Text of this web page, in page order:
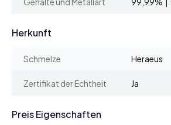
Herkunft
Schmelze Heraeus
Zertifikat der Echtheit Ja
Preis Eigenschaften